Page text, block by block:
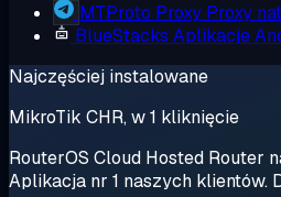
MTProto Proxy Proxy
BlueStacks Aplikacje
Najczęściej instalowane
MikroTik CHR, w 1 kliknięcie
RouterOS Cloud Hosted Router
Aplikacja nr 1 naszych klientów.